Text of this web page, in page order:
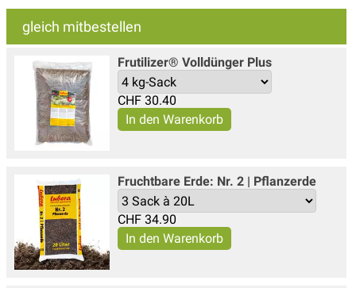
gleich mitbestellen
Frutilizer® Volldünger Plus
CHF 30.40
Fruchtbare Erde: Nr. 2 | Pflanzerde
CHF 34.90